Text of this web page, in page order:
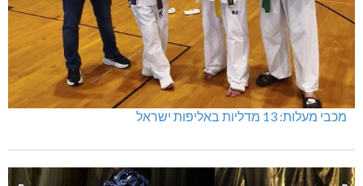
מכבי מעלות: 13 מדליות באליפות ישראל